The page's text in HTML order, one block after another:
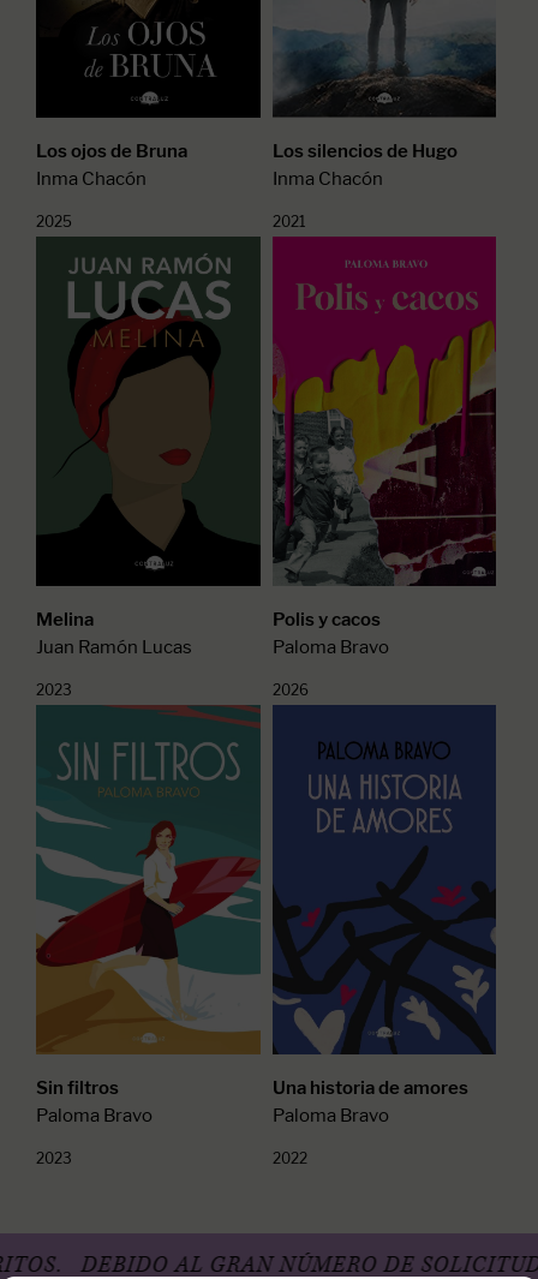
Los ojos de Bruna
Inma Chacón
2025
Los silencios de Hugo
Inma Chacón
2021
Melina
Juan Ramón Lucas
2023
Polis y cacos
Paloma Bravo
2026
Sin filtros
Paloma Bravo
2023
Una historia de amores
Paloma Bravo
2022
DEBIDO AL GRAN NÚMERO DE SOLICITUDES,